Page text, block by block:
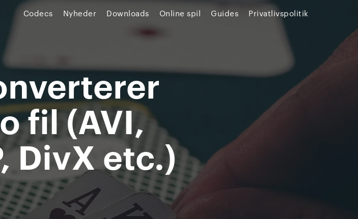
Codecs Nyheder Downloads Online spil Guides Privatlivspolitik
fil (AVI,
DivX etc.)